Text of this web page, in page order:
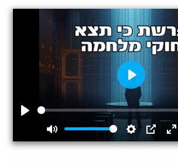
Mute Settings
PIP
Play